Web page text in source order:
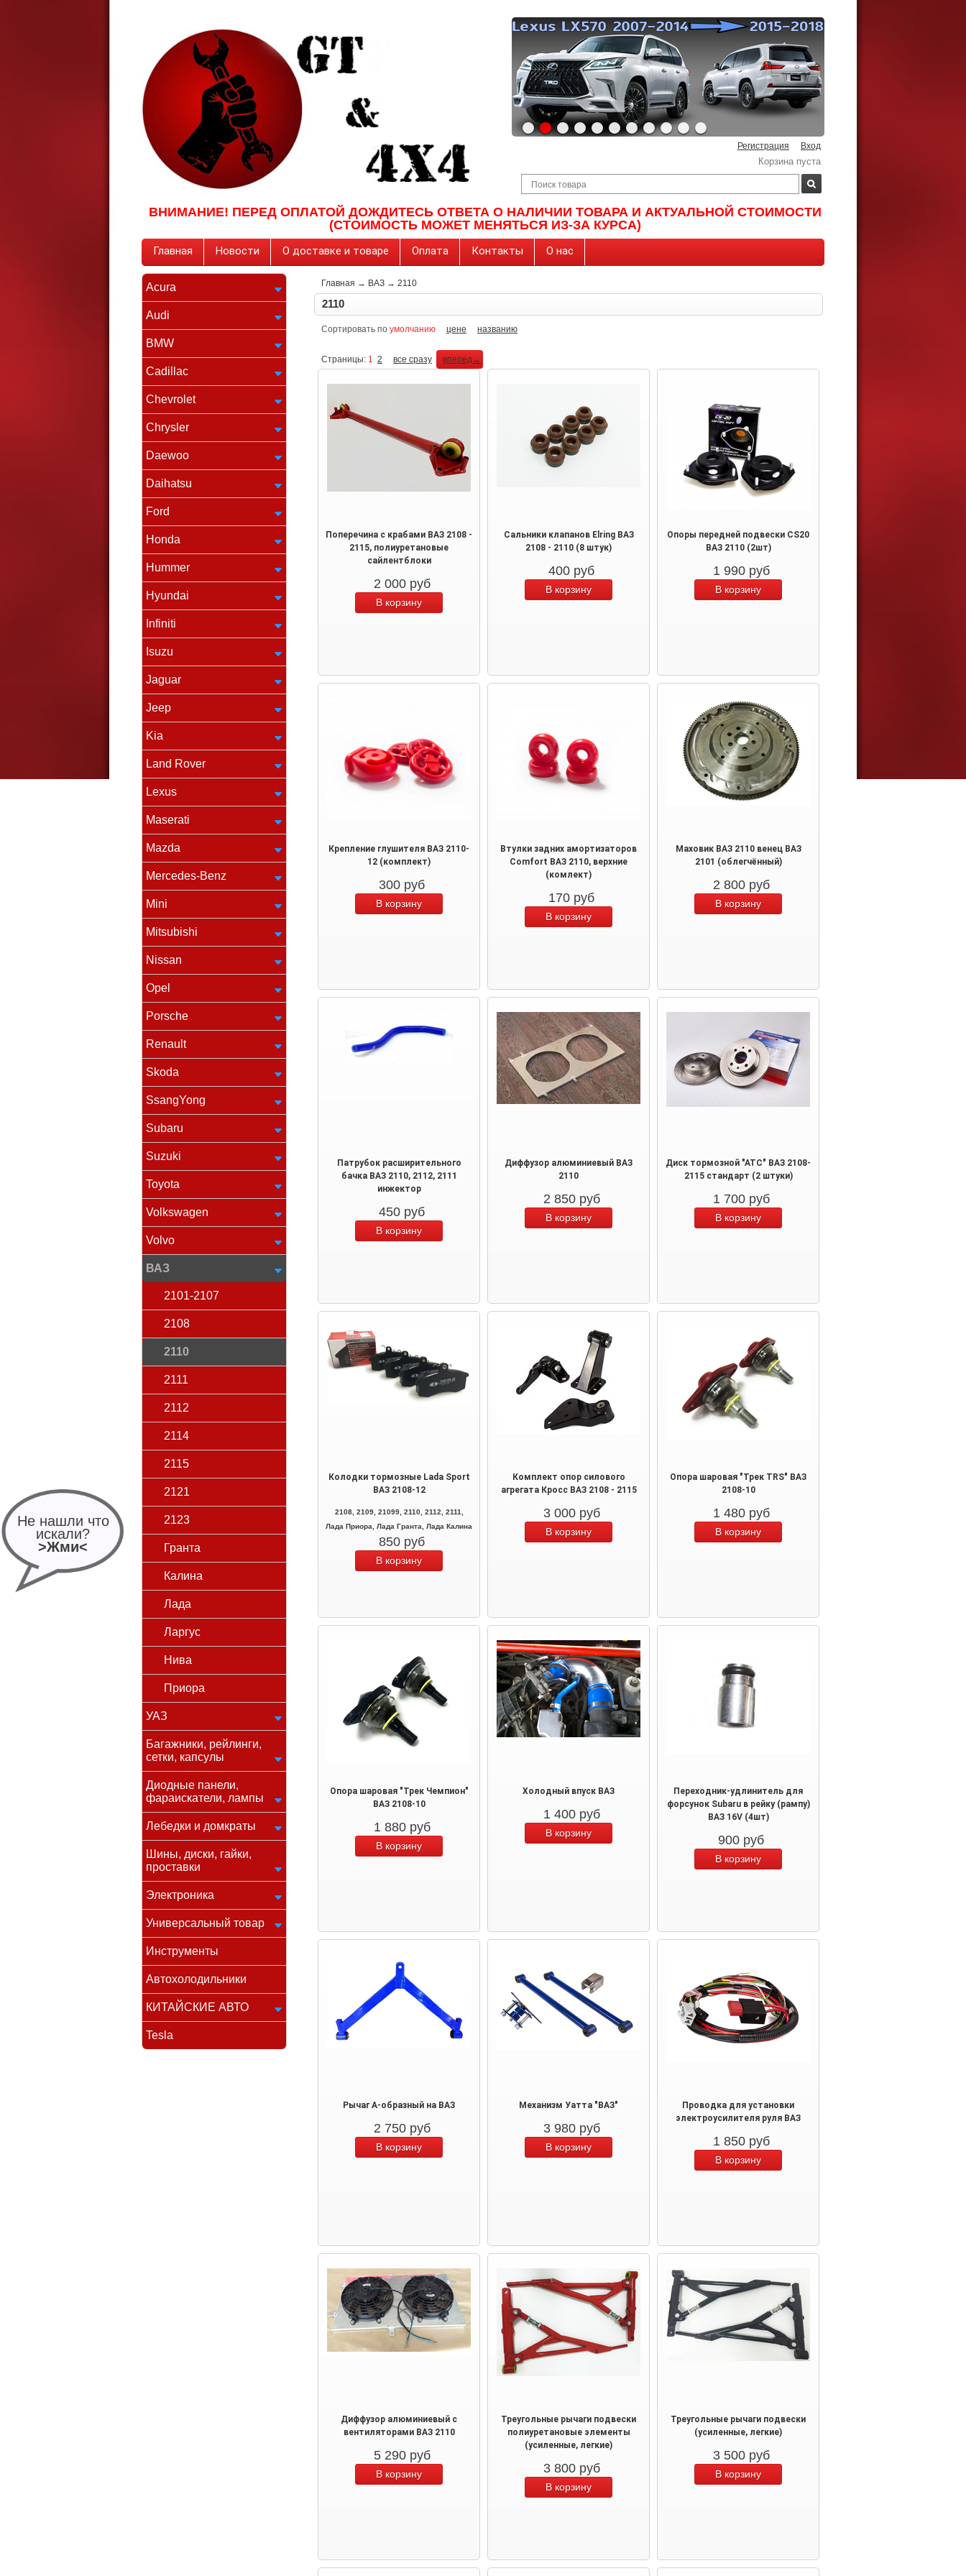
Не нашли что
искали?
>Жми<
Регистрация Вход
Корзина пуста
ВНИМАНИЕ! ПЕРЕД ОПЛАТОЙ ДОЖДИТЕСЬ ОТВЕТА О НАЛИЧИИ ТОВАРА И АКТУАЛЬНОЙ СТОИМОСТИ
(СТОИМОСТЬ МОЖЕТ МЕНЯТЬСЯ ИЗ-ЗА КУРСА)
Главная Новости О доставке и товаре Оплата Контакты О нас
Acura
Audi
BMW
Cadillac
Chevrolet
Chrysler
Daewoo
Daihatsu
Ford
Honda
Hummer
Hyundai
Infiniti
Isuzu
Jaguar
Jeep
Kia
Land Rover
Lexus
Maserati
Mazda
Mercedes-Benz
Mini
Mitsubishi
Nissan
Opel
Porsche
Renault
Skoda
SsangYong
Subaru
Suzuki
Toyota
Volkswagen
Volvo
ВАЗ
2101-2107
2108
2110
2111
2112
2114
2115
2121
2123
Гранта
Калина
Лада
Ларгус
Нива
Приора
УАЗ
Багажники, рейлинги,
сетки, капсулы
Диодные панели,
фараискатели, лампы
Лебедки и домкраты
Шины, диски, гайки,
проставки
Электроника
Универсальный товар
Инструменты
Автохолодильники
КИТАЙСКИЕ АВТО
Tesla
Главная → ВАЗ → 2110
2110
Сортировать по умолчанию цене названию
Страницы: 1 2 все сразу вперед→
Поперечина с крабами ВАЗ 2108 -
2115, полиуретановые
сайлентблоки
2 000 руб
Сальники клапанов Elring ВАЗ
2108 - 2110 (8 штук)
400 руб
Опоры передней подвески CS20
ВАЗ 2110 (2шт)
1 990 руб
Крепление глушителя ВАЗ 2110-
12 (комплект)
300 руб
Втулки задних амортизаторов
Comfort ВАЗ 2110, верхние
(комлект)
170 руб
Маховик ВАЗ 2110 венец ВАЗ
2101 (облегчённый)
2 800 руб
Патрубок расширительного
бачка ВАЗ 2110, 2112, 2111
инжектор
450 руб
Диффузор алюминиевый ВАЗ
2110
2 850 руб
Диск тормозной "АТС" ВАЗ 2108-
2115 стандарт (2 штуки)
1 700 руб
Колодки тормозные Lada Sport
ВАЗ 2108-12
2108, 2109, 21099, 2110, 2112, 2111,
Лада Приора, Лада Гранта, Лада Калина
850 руб
Комплект опор силового
агрегата Кросс ВАЗ 2108 - 2115
3 000 руб
Опора шаровая "Трек TRS" ВАЗ
2108-10
1 480 руб
Опора шаровая "Трек Чемпион"
ВАЗ 2108-10
1 880 руб
Холодный впуск ВАЗ
1 400 руб
Переходник-удлинитель для
форсунок Subaru в рейку (рампу)
ВАЗ 16V (4шт)
900 руб
Рычаг А-образный на ВАЗ
2 750 руб
Механизм Уатта "ВАЗ"
3 980 руб
Проводка для установки
электроусилителя руля ВАЗ
1 850 руб
Диффузор алюминиевый с
вентиляторами ВАЗ 2110
5 290 руб
Треугольные рычаги подвески
полиуретановые элементы
(усиленные, легкие)
3 800 руб
Треугольные рычаги подвески
(усиленные, легкие)
3 500 руб